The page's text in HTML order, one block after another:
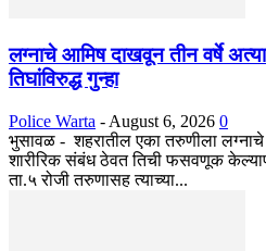
लग्नाचे आमिष दाखवून तीन वर्षे
तिघांविरुद्ध गुन्हा
Police Warta - August 6, 2026 0
भुसावळ - शहरातील एका तरुणीला लग्नाचे
शारीरिक संबंध ठेवत तिची फसवणूक
ता.५ रोजी तरुणासह त्याच्या...